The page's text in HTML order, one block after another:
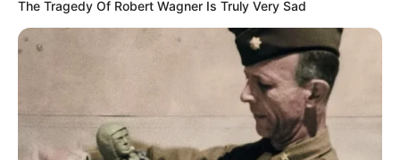
The Tragedy Of Robert Wagner Is Truly Very Sad